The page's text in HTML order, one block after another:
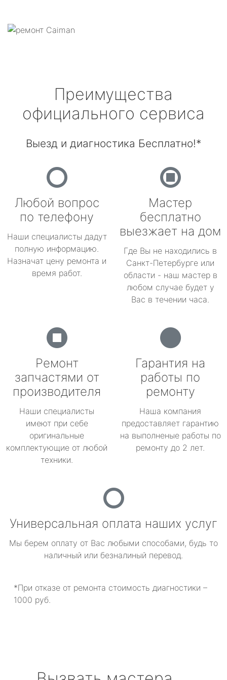
Преимущества
официального сервиса
Выезд и диагностика Бесплатно!*
Любой вопрос
по телефону
Наши специалисты дадут
полную информацию.
Назначат цену ремонта и
время работ.
Мастер
бесплатно
выезжает на дом
Где Вы не находились в
Санкт-Петербурге или
области - наш мастер в
любом случае будет у
Вас в течении часа.
Ремонт
запчастями от
производителя
Наши специалисты
имеют при себе
оригинальные
комплектующие от любой
техники.
Гарантия на
работы по
ремонту
Наша компания
предоставляет гарантию
на выполненые работы по
ремонту до 2 лет.
Универсальная оплата наших услуг
Мы берем оплату от Вас любыми способами, будь то
наличный или безналиный перевод.
*При отказе от ремонта стоимость диагностики –
1000 руб.